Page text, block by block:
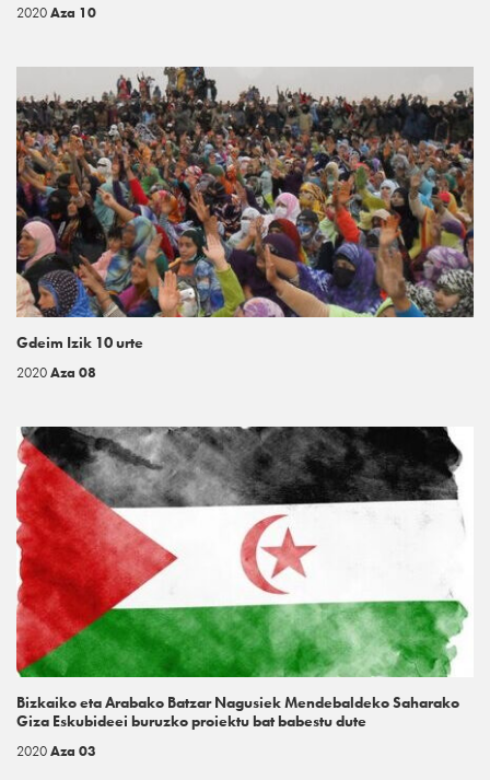
2020Aza 10
Gdeim Izik 10 urte
2020Aza 08
Bizkaiko eta Arabako Batzar Nagusiek Mendebaldeko Saharako
Giza Eskubideei buruzko proiektu bat babestu dute
2020Aza 03